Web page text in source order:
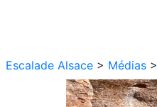
Escalade Alsace > Médias >